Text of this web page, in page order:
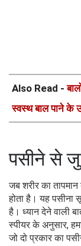
Also Read -
स्वस्थ बाल पाने के
पसीने से
जब शरीर का
होता है। यह पसीना
है। ध्यान देने वाली
स्पीयर के अनुसार,
जो दो प्रकार का